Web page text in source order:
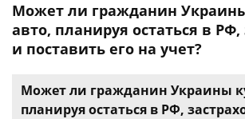
Может ли гражданин
авто, планируя остаться в РФ,
и поставить его на учет?
Может ли гражданин Украины
планируя остаться в РФ,